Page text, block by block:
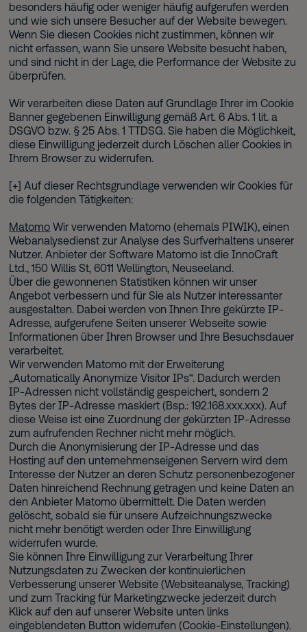
besonders häufig oder weniger häufig aufgerufen werden
und wie sich unsere Besucher auf der Website bewegen.
Wenn Sie diesen Cookies nicht zustimmen, können wir
nicht erfassen, wann Sie unsere Website besucht haben,
und sind nicht in der Lage, die Performance der Website zu
überprüfen.
Wir verarbeiten diese Daten auf Grundlage Ihrer im Cookie
Banner gegebenen Einwilligung gemäß Art. 6 Abs. 1 lit. a
DSGVO bzw. § 25 Abs. 1 TTDSG. Sie haben die Möglichkeit,
diese Einwilligung jederzeit durch Löschen aller Cookies in
Ihrem Browser zu widerrufen.
[+] Auf dieser Rechtsgrundlage verwenden wir Cookies für
die folgenden Tätigkeiten:
Matomo Wir verwenden Matomo (ehemals PIWIK), einen
Webanalysedienst zur Analyse des Surfverhaltens unserer
Nutzer. Anbieter der Software Matomo ist die InnoCraft
Ltd., 150 Willis St, 6011 Wellington, Neuseeland.
Über die gewonnenen Statistiken können wir unser
Angebot verbessern und für Sie als Nutzer interessanter
ausgestalten. Dabei werden von Ihnen Ihre gekürzte IP-
Adresse, aufgerufene Seiten unserer Webseite sowie
Informationen über Ihren Browser und Ihre Besuchsdauer
verarbeitet.
Wir verwenden Matomo mit der Erweiterung
„Automatically Anonymize Visitor IPs“. Dadurch werden
IP-Adressen nicht vollständig gespeichert, sondern 2
Bytes der IP-Adresse maskiert (Bsp.: 192.168.xxx.xxx). Auf
diese Weise ist eine Zuordnung der gekürzten IP-Adresse
zum aufrufenden Rechner nicht mehr möglich.
Durch die Anonymisierung der IP-Adresse und das
Hosting auf den unternehmenseigenen Servern wird dem
Interesse der Nutzer an deren Schutz personenbezogener
Daten hinreichend Rechnung getragen und keine Daten an
den Anbieter Matomo übermittelt. Die Daten werden
gelöscht, sobald sie für unsere Aufzeichnungszwecke
nicht mehr benötigt werden oder Ihre Einwilligung
widerrufen wurde.
Sie können Ihre Einwilligung zur Verarbeitung Ihrer
Nutzungsdaten zu Zwecken der kontinuierlichen
Verbesserung unserer Website (Websiteanalyse, Tracking)
und zum Tracking für Marketingzwecke jederzeit durch
Klick auf den auf unserer Website unten links
eingeblendeten Button widerrufen (Cookie-Einstellungen).